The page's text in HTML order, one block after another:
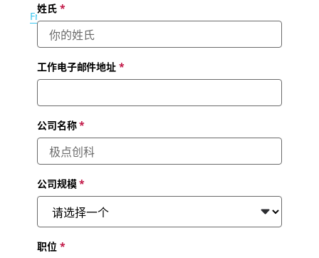
Francesco Ciccolella
姓氏*
工作电子邮件地址 *
公司名称*
公司规模*
职位 *